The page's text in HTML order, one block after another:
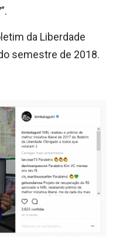
da Liberdade
semestre de 2018.